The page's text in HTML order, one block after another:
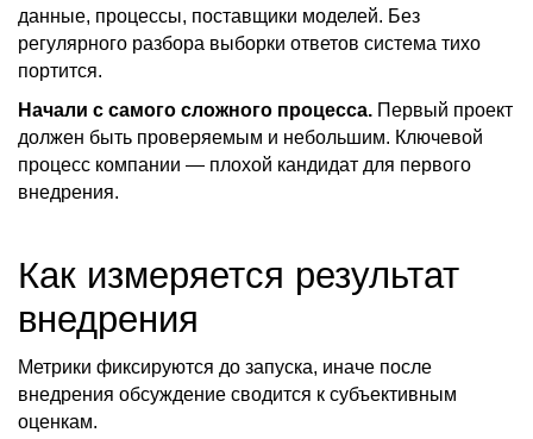
данные, процессы, поставщики моделей. Без
регулярного разбора выборки ответов система тихо
портится.
Начали с самого сложного процесса. Первый проект
должен быть проверяемым и небольшим. Ключевой
процесс компании — плохой кандидат для первого
внедрения.
Как измеряется результат
внедрения
Метрики фиксируются до запуска, иначе после
внедрения обсуждение сводится к субъективным
оценкам.